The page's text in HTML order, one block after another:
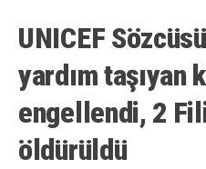
UNICEF
yardım taşıyan
engellendi, 2
öldürüldü